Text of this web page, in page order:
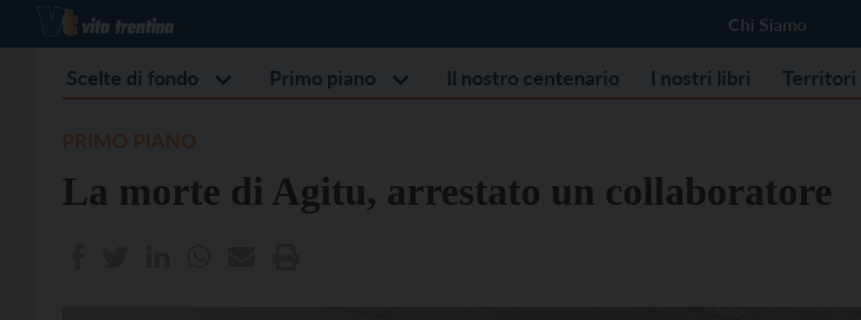
Chi Siamo
Scelte di fondo Primo piano Il nostro centenario I nostri libri Territori
La morte di Agitu, arrestato un collaboratore